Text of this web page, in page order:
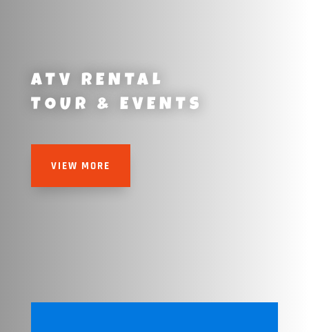
ATV RENTAL
TOUR & EVENTS
VIEW MORE